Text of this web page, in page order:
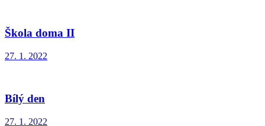
Škola doma II
27. 1. 2022
Bílý den
27. 1. 2022